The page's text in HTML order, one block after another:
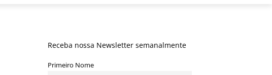
Receba nossa Newsletter semanalmente
Primeiro Nome